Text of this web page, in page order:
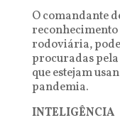
O comandante
rodoviária,
procuradas
que estejam
pandemia.
INTELIGÊNCIA